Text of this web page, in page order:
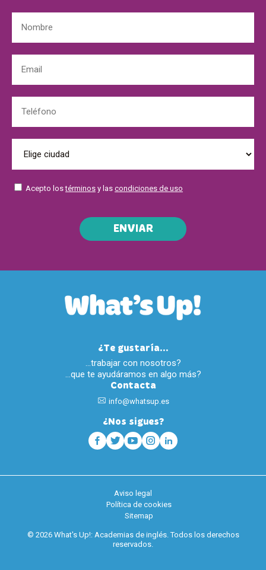
Acepto lostérminos y las condiciones de uso
ENVIAR
¿Te gustaría...
…trabajar con nosotros?
…que te ayudáramos en algo más?
Contacta
info@whatsup.es
¿Nos sigues?
Aviso legal
Política de cookies
Sitemap
© 2026 What's Up!: Academias de inglés. Todos los derechos
reservados.